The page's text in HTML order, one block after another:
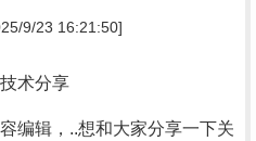
9/23 16:21:50]
术分享
编辑，..想和大家分享一下关